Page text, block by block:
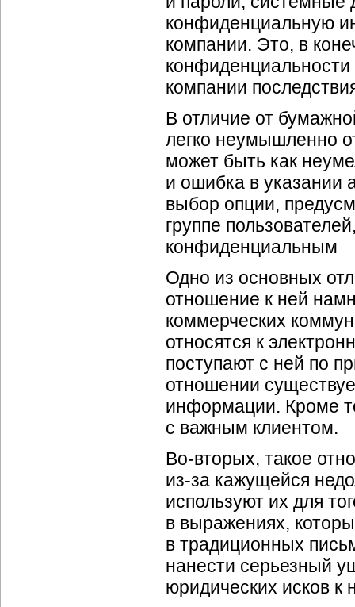
конфиденциальную
компании. Это, в
компании
В отличие от
легко неумышленно
может быть как
и ошибка в указании
выбор опции,
группе
конфиденциальным
Одно из основных
отношение к ней
коммерческих
относятся к
поступают с ней по
отношении
информации. Кроме
с важным клиентом.
Во-вторых, такое
из-за кажущейся
используют их для
в выражениях,
в традиционных
нанести серьезный
юридических исков к